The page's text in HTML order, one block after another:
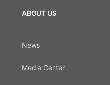
ABOUT US
News
Media Center